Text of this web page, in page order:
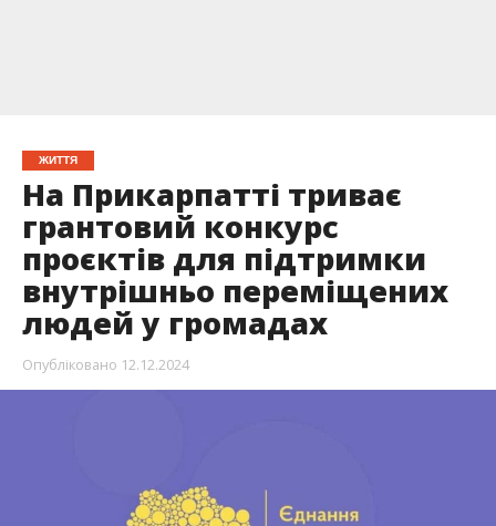
ЖИТТЯ
На Прикарпатті триває
грантовий конкурс
проєктів для підтримки
внутрішньо переміщених
людей у громадах
Опубліковано 12.12.2024